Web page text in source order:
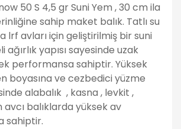
50 S 4,5 gr Suni Yem , 30 cm ila
sahip maket balık. Tatlı su
lrf avları için geliştirilmiş bir suni
yapısı sayesinde uzak
performansa sahiptir. Yüksek
boyasına ve cezbedici yüzme
alabalık , kasna , levkit ,
balıklarda yüksek av
sahiptir.